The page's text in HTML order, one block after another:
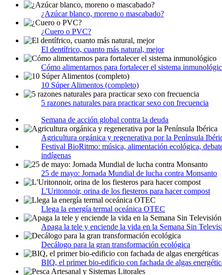
¿Azúcar blanco, moreno o mascabado?
¿Cuero o PVC?
El dentífrico, cuanto más natural, mejor
Cómo alimentarnos para fortalecer el sistema
10 Súper Alimentos (completo)
5 razones naturales para practicar sexo con frecuencia
Semana de acción global contra la deuda
Agricultura orgánica y regenerativa por la Península
Festival BioRitmo: música, alimentación ecológica,
indígenas
25 de mayo: Jornada Mundial de lucha contra Monsanto
L'Uritonnoir, orina de los fiesteros para hacer compost
Llega la energía termal oceánica OTEC
Apaga la tele y enciende la vida en la Semana Sin
Decálogo para la gran transformación ecológica
BIQ, el primer bio-edificio con fachada de algas